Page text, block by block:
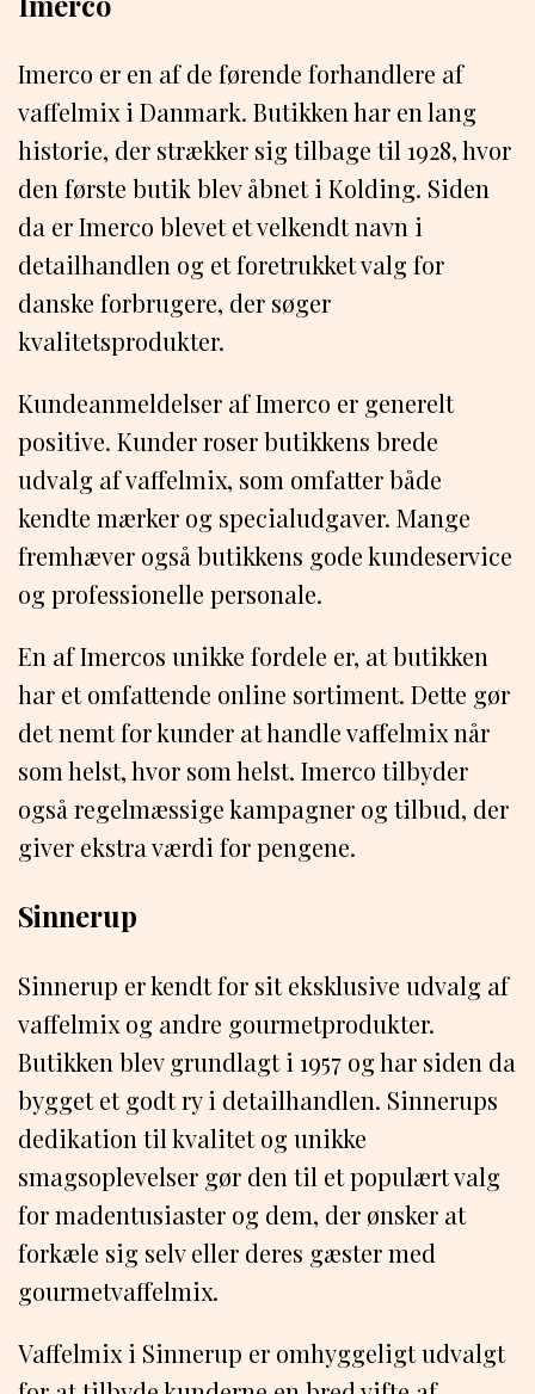
Imerco er en af de førende forhandlere af
vaffelmix i Danmark. Butikken har en lang
historie, der strækker sig tilbage til 1928, hvor
den første butik blev åbnet i Kolding. Siden
da er Imerco blevet et velkendt navn i
detailhandlen og et foretrukket valg for
danske forbrugere, der søger
kvalitetsprodukter.
Kundeanmeldelser af Imerco er generelt
positive. Kunder roser butikkens brede
udvalg af vaffelmix, som omfatter både
kendte mærker og specialudgaver. Mange
fremhæver også butikkens gode kundeservice
og professionelle personale.
En af Imercos unikke fordele er, at butikken
har et omfattende online sortiment. Dette gør
det nemt for kunder at handle vaffelmix når
som helst, hvor som helst. Imerco tilbyder
også regelmæssige kampagner og tilbud, der
giver ekstra værdi for pengene.
Sinnerup
Sinnerup er kendt for sit eksklusive udvalg af
vaffelmix og andre gourmetprodukter.
Butikken blev grundlagt i 1957 og har siden da
bygget et godt ry i detailhandlen. Sinnerups
dedikation til kvalitet og unikke
smagsoplevelser gør den til et populært valg
for madentusiaster og dem, der ønsker at
forkæle sig selv eller deres gæster med
gourmetvaffelmix.
Vaffelmix i Sinnerup er omhyggeligt udvalgt